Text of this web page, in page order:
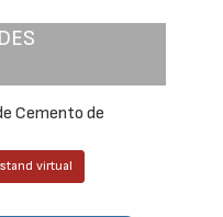
Cemento de
virtual